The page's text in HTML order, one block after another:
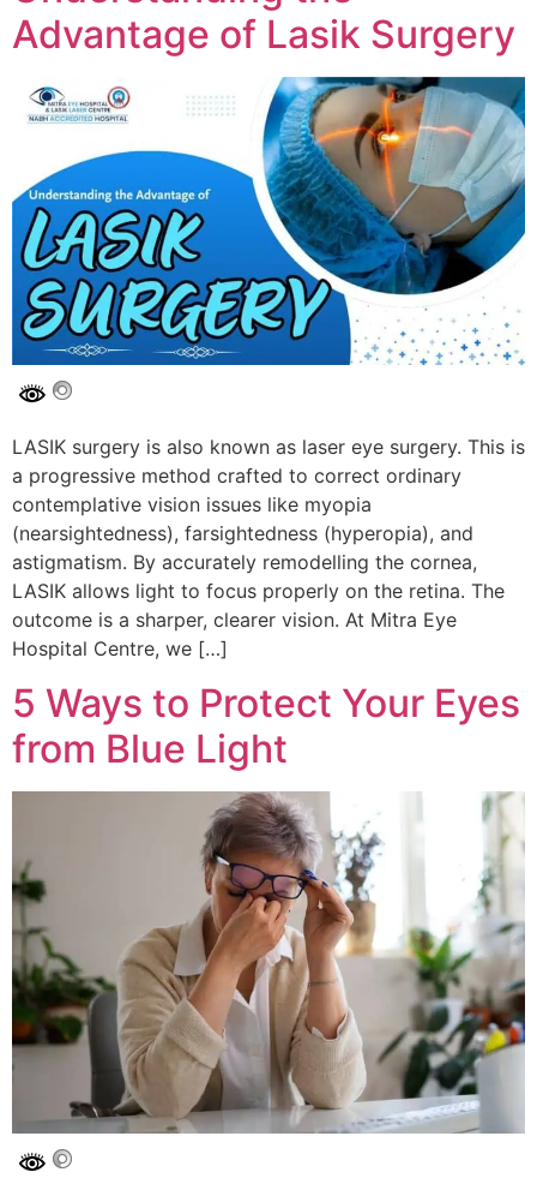
Advantage of Lasik Surgery
LASIK surgery is also known as laser eye surgery. This is
a progressive method crafted to correct ordinary
contemplative vision issues like myopia
(nearsightedness), farsightedness (hyperopia), and
astigmatism. By accurately remodelling the cornea,
LASIK allows light to focus properly on the retina. The
outcome is a sharper, clearer vision. At Mitra Eye
Hospital Centre, we […]
5 Ways to Protect Your Eyes
from Blue Light